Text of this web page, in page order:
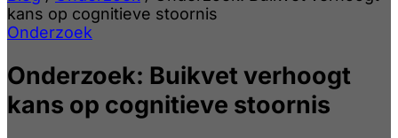
kans op cognitieve stoornis
Onderzoek
Onderzoek: Buikvet verhoogt
kans op cognitieve stoornis